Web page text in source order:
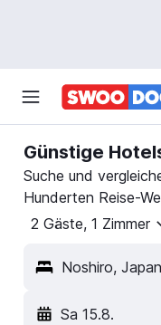
Günstige
Suche und
Hunderten Reise-
2 Gäste, 1 Zimmer
Noshiro, Japan
Sa 15.8.